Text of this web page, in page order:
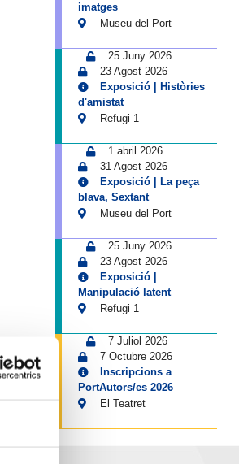
imatges
Museu del Port
25 Juny 2026
23 Agost 2026
Exposició | Històries
d'amistat
Refugi 1
1 abril 2026
31 Agost 2026
Exposició | La peça
blava, Sextant
Museu del Port
25 Juny 2026
23 Agost 2026
Exposició |
Manipulació latent
Refugi 1
7 Juliol 2026
7 Octubre 2026
Inscripcions a
PortAutors/es 2026
El Teatret